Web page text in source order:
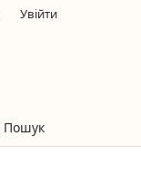
Пошук
Увійти